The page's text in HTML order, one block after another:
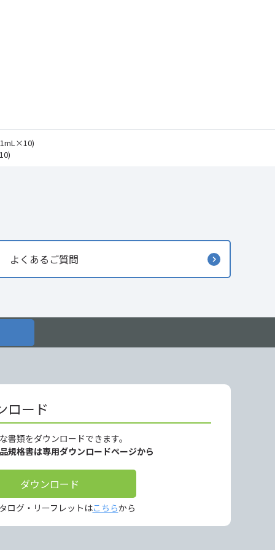
よくあるご質問
ロード
書類をダウンロードできます。
規格書は専用ダウンロードページから
ダウンロード
ログ・リーフレットはこちらから